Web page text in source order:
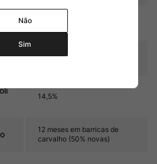
França
14,5%
12 meses em barricas de
carvalho (50% novas)
Não
Sim